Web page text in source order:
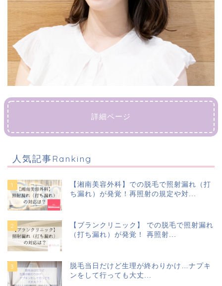
詳細ページ
人気記事Ranking
【湘南美容外科】での脱毛で照射漏れ（打
ち漏れ）が発覚！再照射の規定や対...
【ブランクリニック】 での脱毛で照射漏れ
（打ち漏れ）が発覚！ 再照射...
脱毛当日だけど生理が終わりかけ…ナプキ
ンをして行っても大丈...